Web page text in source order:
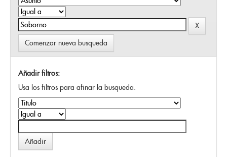
Comenzar nueva busqueda
Añadir filtros:
Usa los filtros para afinar la busqueda.